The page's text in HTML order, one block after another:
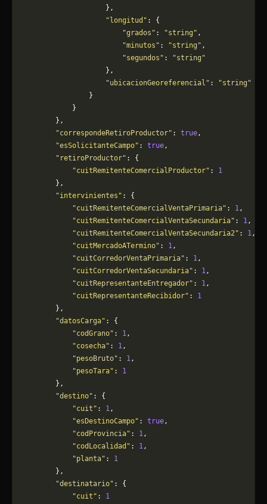
                    },
                    "longitud"
: {
                        "grados"
: "string" ,
                        "minutos"
: "string" ,
                        "segundos"
:
"string"
                    },
                    "ubicacionGeoreferencial"
:
"string"
                }
            }
        },
        "correspondeRetiroProductor"
: true,
        "esSolicitanteCampo"
: true,
        "retiroProductor"
: {
            "cuitRemitenteComercialProductor"
: 1
        },
        "intervinientes"
: {
            "cuitRemitenteComercialVentaPrimaria"
: 1,
            "cuitRemitenteComercialVentaSecundaria"
: 1,
            "cuitRemitenteComercialVentaSecundaria2"
: 1,
            "cuitMercadoATermino"
: 1,
            "cuitCorredorVentaPrimaria"
: 1,
            "cuitCorredorVentaSecundaria"
: 1,
            "cuitRepresentanteEntregador"
: 1,
            "cuitRepresentanteRecibidor"
: 1
        },
        "datosCarga"
: {
            "codGrano"
: 1,
            "cosecha"
: 1,
            "pesoBruto"
: 1,
            "pesoTara"
: 1
        },
        "destino"
: {
            "cuit"
: 1,
            "esDestinoCampo"
: true,
            "codProvincia"
: 1,
            "codLocalidad"
: 1,
            "planta"
: 1
        },
        "destinatario"
: {
            "cuit"
: 1